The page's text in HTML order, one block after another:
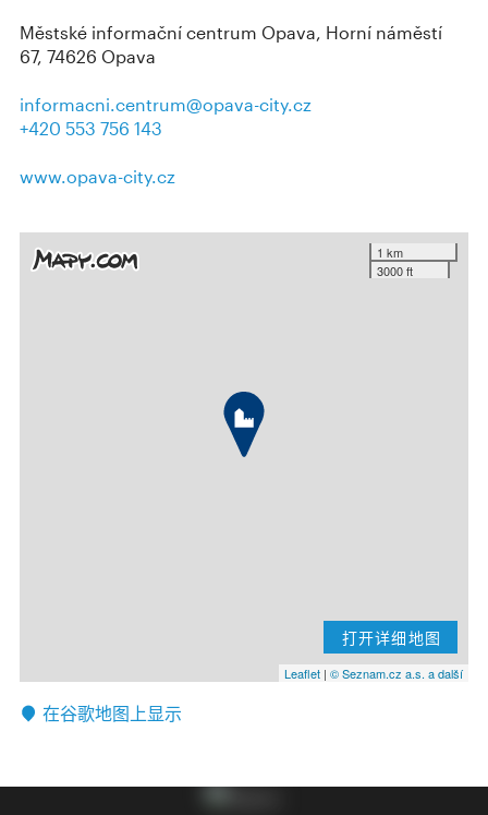
Městské informační centrum Opava, Horní náměstí
67, 74626 Opava
informacni.centrum@opava-city.cz
+420 553 756 143
www.opava-city.cz
1 km
3000 ft
打开详细地图
Leaflet | © Seznam.cz a.s. a další
在谷歌地图上显示